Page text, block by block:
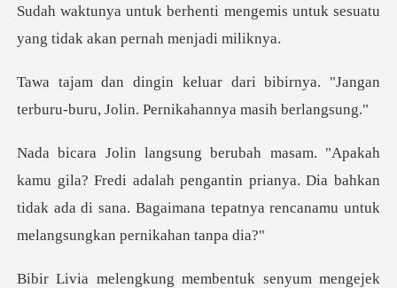
engemis untuk sesuatu
yang tida
ibirnya. "Jangan
terburu-buru, Joli
di adalah pengantin prianya. Dia bahkan
tidak ada di sana. Bagai
ng membentuk senyum